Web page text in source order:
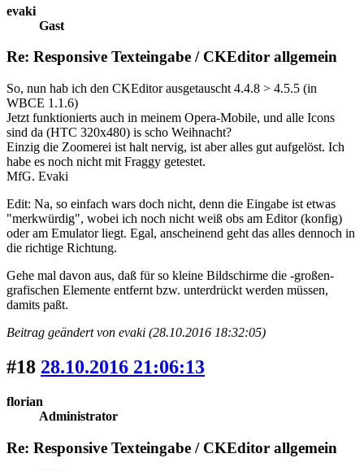
evaki
Gast
Re: Responsive Texteingabe / CKEditor allgemein
So, nun hab ich den CKEditor ausgetauscht 4.4.8 > 4.5.5 (in
WBCE 1.1.6)
Jetzt funktionierts auch in meinem Opera-Mobile, und alle Icons
sind da (HTC 320x480) is scho Weihnacht?
Einzig die Zoomerei ist halt nervig, ist aber alles gut aufgelöst. Ich
habe es noch nicht mit Fraggy getestet.
MfG. Evaki
Edit: Na, so einfach wars doch nicht, denn die Eingabe ist etwas
"merkwürdig", wobei ich noch nicht weiß obs am Editor (konfig)
oder am Emulator liegt. Egal, anscheinend geht das alles dennoch in
die richtige Richtung.
Gehe mal davon aus, daß für so kleine Bildschirme die -großen-
grafischen Elemente entfernt bzw. unterdrückt werden müssen,
damits paßt.
Beitrag geändert von evaki (28.10.2016 18:32:05)
#18 28.10.2016 21:06:13
florian
Administrator
Re: Responsive Texteingabe / CKEditor allgemein